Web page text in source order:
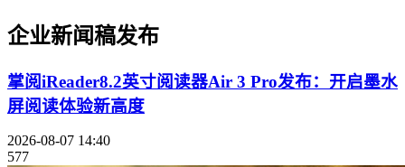
企业新闻稿发布
掌阅iReader8.2英寸阅读器Air 3 Pro发布：开启墨水
屏阅读体验新高度
2026-08-07 14:40
577